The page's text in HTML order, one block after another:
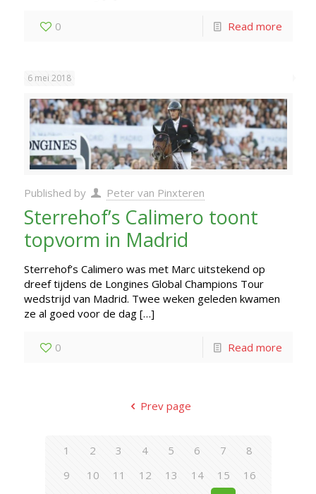
0 Read more
6 mei 2018
Published by Peter van Pinxteren
Sterrehof’s Calimero toont
topvorm in Madrid
Sterrehof’s Calimero was met Marc uitstekend op
dreef tijdens de Longines Global Champions Tour
wedstrijd van Madrid. Twee weken geleden kwamen
ze al goed voor de dag[…]
0 Read more
Prev page
1 2 3 4 5 6 7
8
9
10 11 12 13 14 15
16